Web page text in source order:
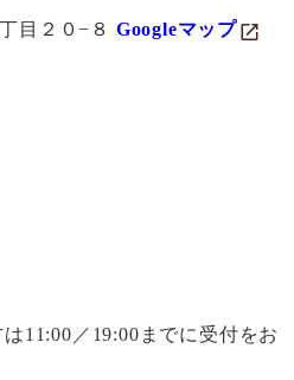
目２０−８ Googleマップ
11:00／19:00までに受付をお